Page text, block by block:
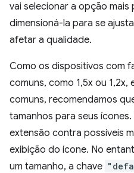
vai selecionar a opção mais
dimensioná-la para se
afetar a qualidade.
Como os dispositivos com
comuns, como 1,5x ou
comuns, recomendamos
tamanhos para seus
extensão contra possíveis
exibição do ícone. No
um tamanho, a chave